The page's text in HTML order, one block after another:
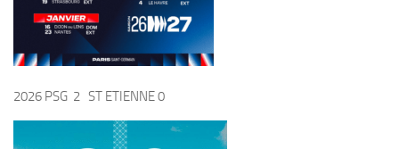
2026 PSG 2 ST ETIENNE 0